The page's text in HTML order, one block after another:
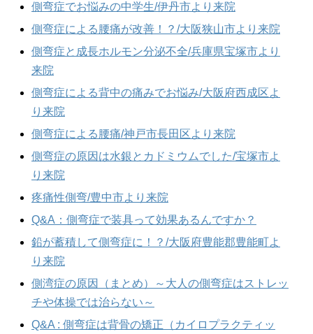
側弯症でお悩みの中学生/伊丹市より来院
側弯症による腰痛が改善！？/大阪狭山市より来院
側弯症と成長ホルモン分泌不全/兵庫県宝塚市より
来院
側弯症による背中の痛みでお悩み/大阪府西成区よ
り来院
側弯症による腰痛/神戸市長田区より来院
側弯症の原因は水銀とカドミウムでした/宝塚市よ
り来院
疼痛性側弯/豊中市より来院
Q&A：側弯症で装具って効果あるんですか？
鉛が蓄積して側弯症に！？/大阪府豊能郡豊能町よ
り来院
側湾症の原因（まとめ）～大人の側弯症はストレッ
チや体操では治らない～
Q&A : 側弯症は背骨の矯正（カイロプラクティッ